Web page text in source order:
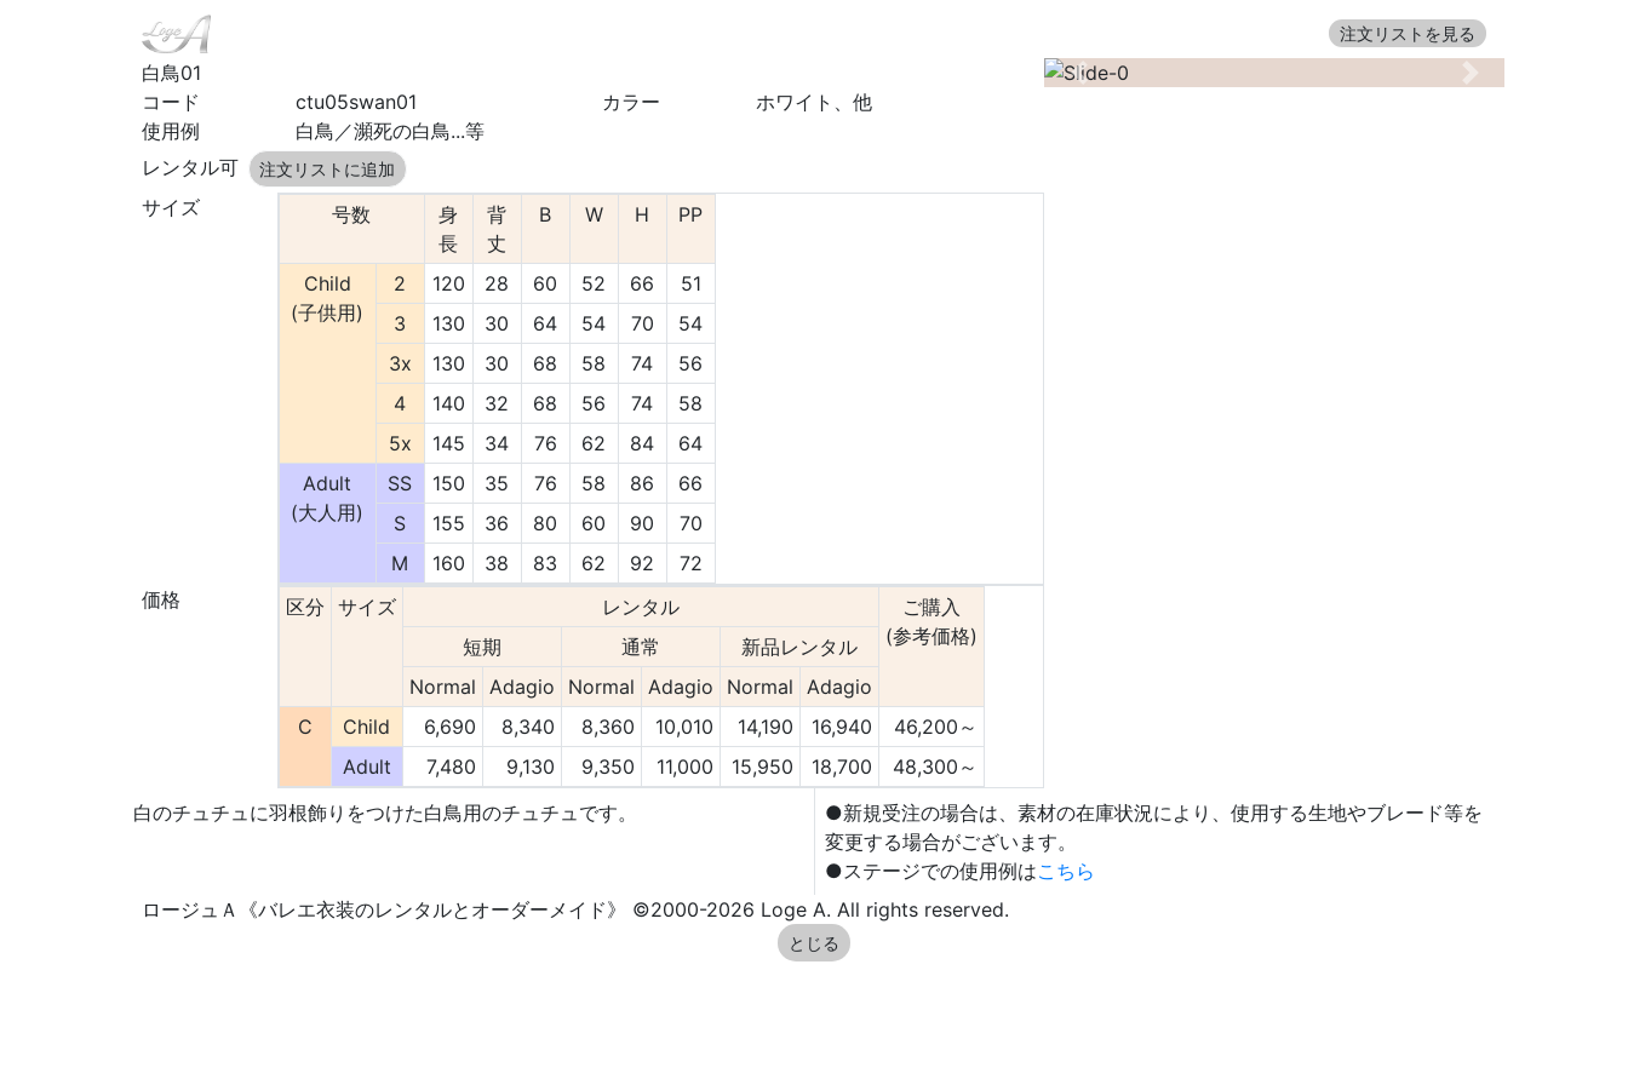
注文リストを見る
白鳥01
コード
ctu05swan01 カラー
ホワイト、他
使用例
白鳥／瀕死の白鳥...等
レンタル可
注文リストに追加
サイズ 号数
身
長
背
丈
B W H PP
Child
(子供用)
2 120 28 60 52 66
51
3
130 30 64 54 70
54
3x
130 30 68 58 74
56
4
140 32 68 56 74
58
5x
145 34 76 62 84
64
Adult
(大人用)
SS 150 35 76 58 86
66
S
155 36 80 60 90
70
M
160 38 83 62 92
72
価格
区分 サイズ レンタル
ご購入
(参考価格)
短期 通常
新品レンタル
Normal Adagio Normal Adagio Normal Adagio
C
Child 6,690 8,340 8,360 10,010 14,190 16,940
46,200～
Adult
7,480 9,130 9,350 11,000 15,950 18,700 48,300～
Previous Next
白のチュチュに羽根飾りをつけた白鳥用のチュチュです。
●新規受注の場合は、素材の在庫状況により、使用する生地やブレード等を
変更する場合がございます。
●ステージでの使用例はこちら
ロージュＡ《バレエ衣装のレンタルとオーダーメイド》 ©2000-2026 Loge A. All rights reserved.
とじる